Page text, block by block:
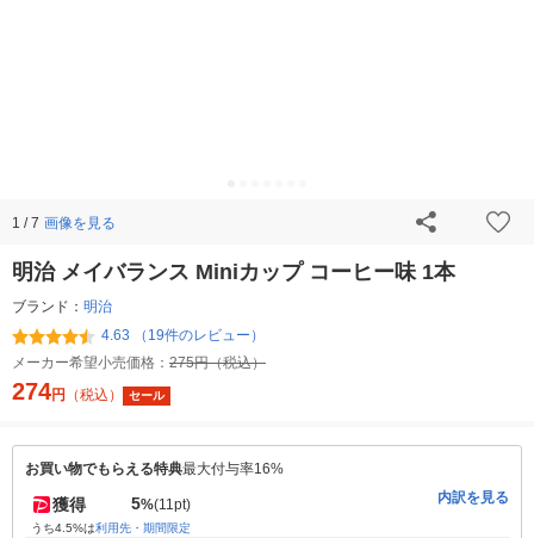
1 / 7 画像を見る
明治 メイバランス Miniカップ コーヒー味 1本
ブランド： 明治
4.63 （19件のレビュー）
メーカー希望小売価格： 275円（税込）
274円 （税込） セール
お買い物でもらえる特典最大付与率16%
獲得 5%(11pt)
うち4.5%は利用先・期間限定
内訳を見る